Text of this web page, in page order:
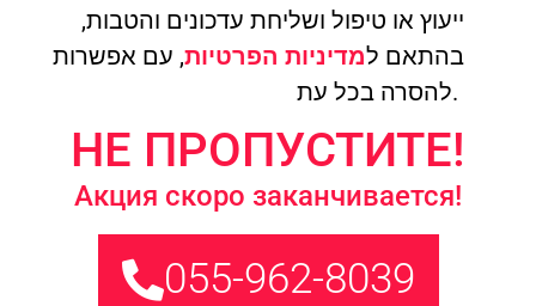
ייעוץ או טיפול ושליחת עדכונים והטבות,
בהתאם למדיניות הפרטיות, עם אפשרות
להסרה בכל עת.
НЕ ПРОПУСТИТЕ!
Акция скоро заканчивается!
055-962-8039